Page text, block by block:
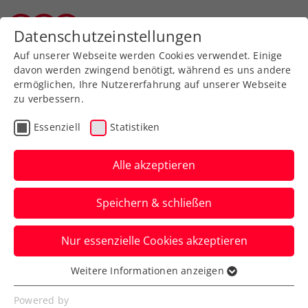
Zurück zur Newsübersicht
Wochenvorschau
Woche 17/2025: Wer?
Wann? Wo?
Lilli Tagger wagt aktuell den Spagat
zwischen Juniorinnen- und Profitour.
Verfasst von: , 20.04.2025
Datenschutzeinstellungen
Auf unserer Webseite werden Cookies verwendet. Einige
davon werden zwingend benötigt, während es uns andere
ermöglichen, Ihre Nutzererfahrung auf unserer Webseite
zu verbessern.
Essenziell Statistiken
Alle akzeptieren
Speichern & schließen
Nur essenzielle Cookies akzeptieren
Essenziell
Essenzielle Cookies werden für grundlegende
Weitere Informationen anzeigen
Powered by